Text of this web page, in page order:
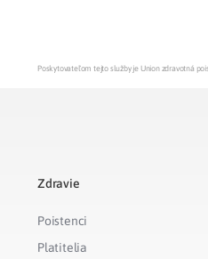
Poskytovateľom tejto služby je Union zdravotná
Zdravie
Poistenci
Platitelia